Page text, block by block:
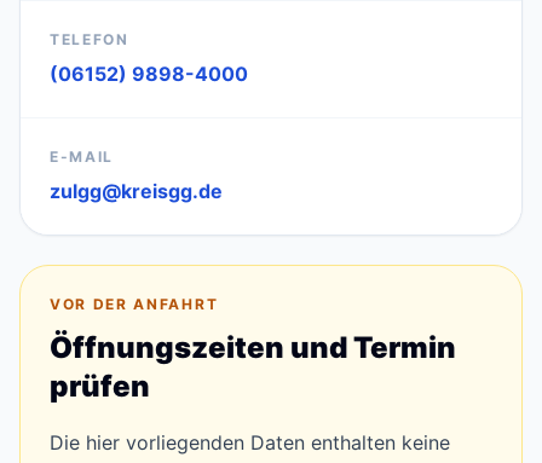
TELEFON
(06152) 9898-4000
E-MAIL
zulgg@kreisgg.de
VOR DER ANFAHRT
Öffnungszeiten und Termin
prüfen
Die hier vorliegenden Daten enthalten keine